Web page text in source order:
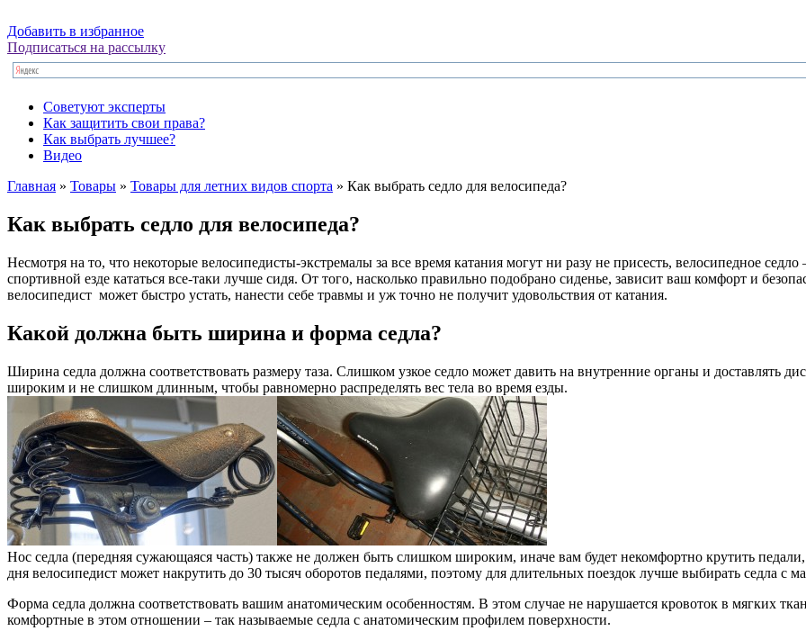
Добавить в избранное
Подписаться на рассылку
Советуют эксперты
Как защитить свои права?
Как выбрать лучшее?
Видео
Главная » Товары » Товары для летних видов спорта » Как выбрать седло для велосипеда?
Как выбрать седло для велосипеда?
Несмотря на то, что некоторые велосипедисты-экстремалы за все время катания могут ни разу не присесть, велосипедное
спортивной езде кататься все-таки лучше сидя. От того, насколько правильно подобрано сиденье, зависит ваш комфорт и
велосипедист может быстро устать, нанести себе травмы и уж точно не получит удовольствия от катания.
Какой должна быть ширина и форма седла?
Ширина седла должна соответствовать размеру таза. Слишком узкое седло может давить на внутренние органы и доставлять
широким и не слишком длинным, чтобы равномерно распределять вес тела во время езды.
Нос седла (передняя сужающаяся часть) также не должен быть слишком широким, иначе вам будет некомфортно крутить педали,
дня велосипедист может накрутить до 30 тысяч оборотов педалями, поэтому для длительных поездок лучше выбирать седла с
Форма седла должна соответствовать вашим анатомическим особенностям. В этом случае не нарушается кровоток в мягких
комфортные в этом отношении – так называемые седла с анатомическим профилем поверхности.